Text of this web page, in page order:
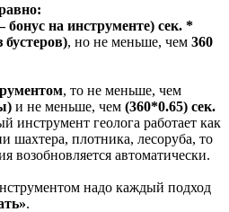
бонус на инструменте) сек. *
, но не меньше, чем 360
, то не меньше, чем
и не меньше, чем (360*0.65) сек.
инструмент геолога работает как
шахтера, плотника, лесоруба, то
возобновляется автоматически.
надо каждый подход
.